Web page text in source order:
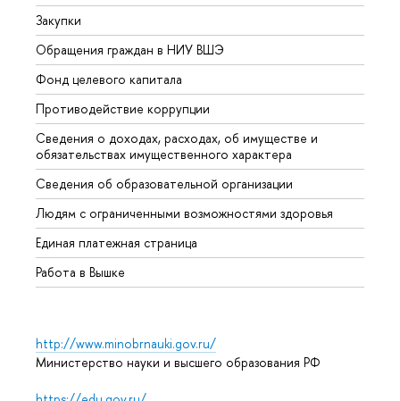
Закупки
Обращения граждан в НИУ ВШЭ
Фонд целевого капитала
Противодействие коррупции
Сведения о доходах, расходах, об имуществе и
обязательствах имущественного характера
Сведения об образовательной организации
Людям с ограниченными возможностями здоровья
Единая платежная страница
Работа в Вышке
http://www.minobrnauki.gov.ru/
Министерство науки и высшего образования РФ